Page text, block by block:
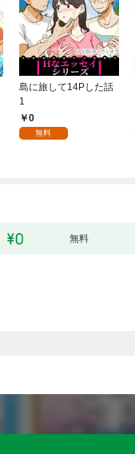
島に旅して14Pした話
1
0
無料
無料